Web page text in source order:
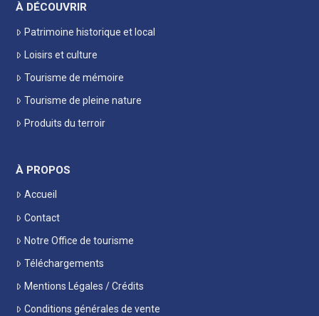
À DÉCOUVRIR
Patrimoine historique et local
Loisirs et culture
Tourisme de mémoire
Tourisme de pleine nature
Produits du terroir
À PROPOS
Accueil
Contact
Notre Office de tourisme
Téléchargements
Mentions Légales / Crédits
Conditions générales de vente